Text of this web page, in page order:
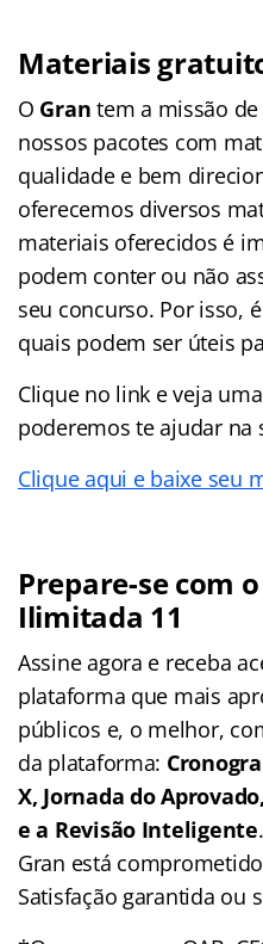
Materiais
O Grantem a missão
nossos pacotes com
qualidade e bem
oferecemos diversos
materiais oferecidos é
podem conter ou não
seu concurso. Por isso,
quais podem ser úteis
Clique no link e veja
poderemos te ajudar na
Clique aqui e baixe seu
Prepare-se com
Ilimitada 11
Assine agora e receba
plataforma que mais
públicos e, o melhor,
da plataforma:
X, Jornada do
e a Revisão Inteligente
Gran está
Satisfação garantida ou